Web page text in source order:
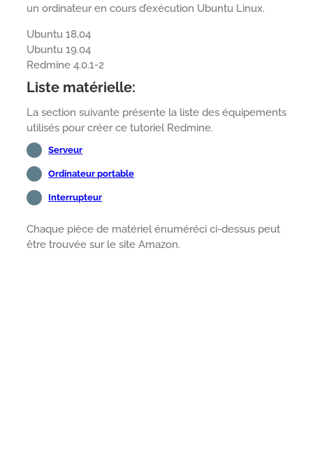
un ordinateur en cours d’exécution Ubuntu Linux.
Ubuntu 18,04
Ubuntu 19.04
Redmine 4.0.1-2
Liste matérielle:
La section suivante présente la liste des équipements
utilisés pour créer ce tutoriel Redmine.
Serveur
Ordinateur portable
Interrupteur
Chaque pièce de matériel énuméréci ci-dessus peut
être trouvée sur le site Amazon.